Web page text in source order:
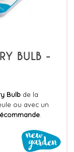
BULB -
Bulb de la
ou avec un